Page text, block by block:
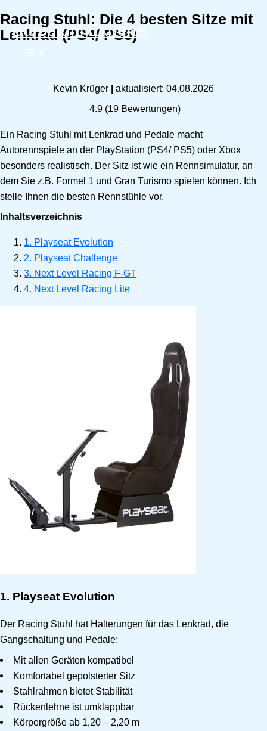
Zum
Inhalt
springen
Bürostuhl Experte
Racing Stuhl: Die 4 besten Sitze mit
Lenkrad (PS4/ PS5)
Kevin Krüger | aktualisiert: 04.08.2026
4.9(19Bewertungen)
Ein Racing Stuhl mit Lenkrad und Pedale macht
Autorennspiele an der PlayStation (PS4/ PS5) oder Xbox
besonders realistisch. Der Sitz ist wie ein Rennsimulatur, an
dem Sie z.B. Formel 1 und Gran Turismo spielen können. Ich
stelle Ihnen die besten Rennstühle vor.
Inhaltsverzeichnis
1. Playseat Evolution
2. Playseat Challenge
3. Next Level Racing F-GT
4. Next Level Racing Lite
1. Playseat Evolution
Der Racing Stuhl hat Halterungen für das Lenkrad, die
Gangschaltung und Pedale:
Mit allen Geräten kompatibel
Komfortabel gepolsterter Sitz
Stahlrahmen bietet Stabilität
Rückenlehne ist umklappbar
Körpergröße ab 1,20 – 2,20 m